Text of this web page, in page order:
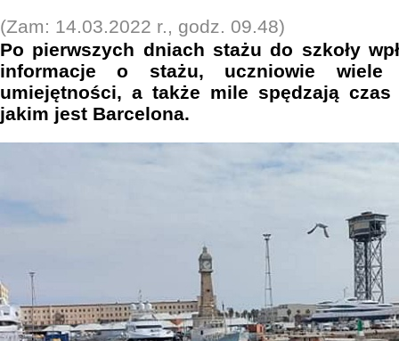
(Zam: 14.03.2022 r., godz. 09.48)
Po pierwszych dniach stażu do szkoły
informacje o stażu, uczniowie wiele
umiejętności, a także mile spędzają
jakim jest Barcelona.